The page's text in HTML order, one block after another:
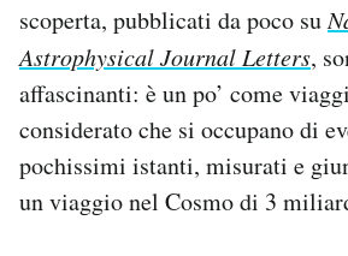
scoperta, pubblicati da poco su
Astrophysical Journal Letters,
affascinanti: è un po’ come
considerato che si occupano di
pochissimi istanti, misurati e
un viaggio nel Cosmo di 3